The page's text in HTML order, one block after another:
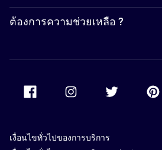
ต้องการความช่วยเหลือ ?
Accor Facebook Accor Twitter
เงื่อนไขทั่วไปของการบริการ